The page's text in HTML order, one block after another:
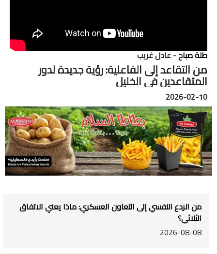
طلة صباح- عادل غريب
من التقاعد إلى الفاعلية: رؤية جديدة لدور
المتقاعدين في الخليل
2026-02-10
من الردع النفسي إلى التعاون العسكري: ماذا يعني الاتفاق
الثلاثي؟
2026-08-08